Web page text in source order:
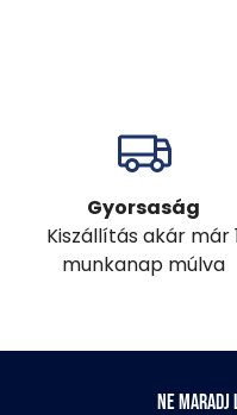
Gyorsaság
Kiszállítás akár már
munkanap múlva
Ne